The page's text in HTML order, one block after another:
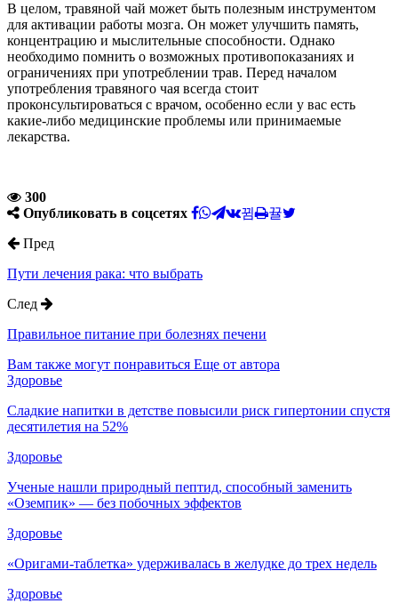
В целом, травяной чай может быть полезным инструментом
для активации работы мозга. Он может улучшить память,
концентрацию и мыслительные способности. Однако
необходимо помнить о возможных противопоказаниях и
ограничениях при употреблении трав. Перед началом
употребления травяного чая всегда стоит
проконсультироваться с врачом, особенно если у вас есть
какие-либо медицинские проблемы или принимаемые
лекарства.
300
Опубликовать в соцсетях
Пред
Пути лечения рака: что выбрать
След
Правильное питание при болезнях печени
Вам также могут понравиться Еще от автора
Здоровье
Сладкие напитки в детстве повысили риск гипертонии спустя
десятилетия на 52%
Здоровье
Ученые нашли природный пептид, способный заменить
«Оземпик» — без побочных эффектов
Здоровье
«Оригами-таблетка» удерживалась в желудке до трех недель
Здоровье